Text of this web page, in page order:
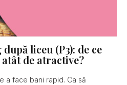
liceu (P3): de ce
de atractive?
a face bani rapid. Ca să